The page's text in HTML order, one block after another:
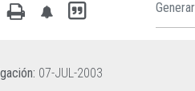
07-JUL-2003